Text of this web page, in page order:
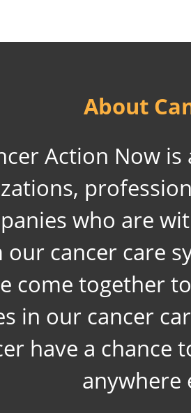
About
Action Now
who are
cancer care
come together
in our cancer
have a chance
anywhere